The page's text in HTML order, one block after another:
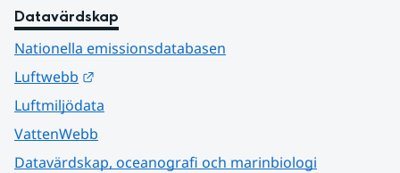
Datavärdskap
Nationella emissionsdatabasen
Luftwebb
Luftmiljödata
VattenWebb
Datavärdskap, oceanografi och marinbiologi